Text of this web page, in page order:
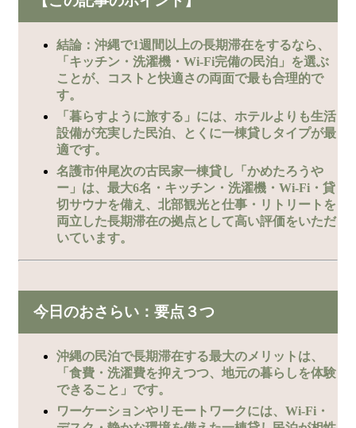
結論：沖縄で1週間以上の長期滞在をするなら、
「キッチン・洗濯機・Wi-Fi完備の民泊」を選ぶ
ことが、コストと快適さの両面で最も合理的で
す。
「暮らすように旅する」には、ホテルよりも生活
設備が充実した民泊、とくに一棟貸しタイプが最
適です。
名護市仲尾次の古民家一棟貸し「かめたろうや
ー」は、最大6名・キッチン・洗濯機・Wi-Fi・貸
切サウナを備え、北部観光と仕事・リトリートを
両立した長期滞在の拠点として高い評価をいただ
いています。
今日のおさらい：要点３つ
沖縄の民泊で長期滞在する最大のメリットは、
「食費・洗濯費を抑えつつ、地元の暮らしを体験
できること」です。
ワーケーションやリモートワークには、Wi-Fi・